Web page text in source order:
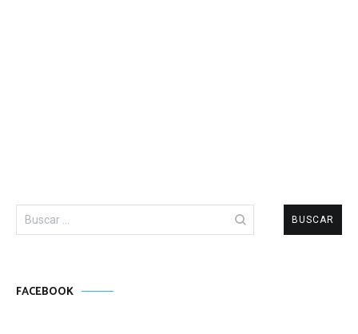
FACEBOOK